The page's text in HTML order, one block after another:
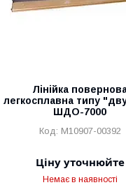
Лінійка
легкосплавна типу
ШДО-7000
M10907-00392
Ціну уточнюйте
Немає в наявності